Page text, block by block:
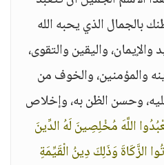
بالجمال الذي يحبه الله
واليقين والتقوى،
والمؤمنين، والخوف من
عليه، وحسن الظن به، وإخلاص
اللَّهَ مُخْلِصِينَ لَهُ الدِّينَ
الزَّكَاةَ وَذَلِكَ دِينُ الْقَيِّمَةِ